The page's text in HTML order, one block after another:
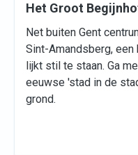
Het Groot
Net buiten Gent
Sint-Amandsberg,
lijkt stil te staan. Ga
eeuwse 'stad in de
grond.